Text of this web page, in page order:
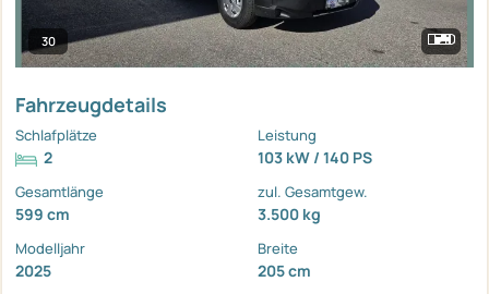
30
Fahrzeugdetails
Schlafplätze
2
Leistung
103 kW / 140 PS
Gesamtlänge
599 cm
zul. Gesamtgew.
3.500 kg
Modelljahr
2025
Breite
205 cm